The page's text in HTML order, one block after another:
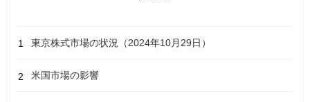
東京株式市場の状況（2024年10月29日）
米国市場の影響